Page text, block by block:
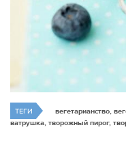
ТЕГИ
вегетарианство,
ватрушка, творожный пирог,